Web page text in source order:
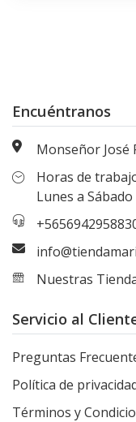
Encuéntranos
Monseñor José
Horas de
Lunes a
Nuestras
Servicio al
Preguntas
Política de
Términos y